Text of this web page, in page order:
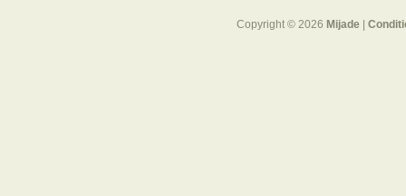
Copyright © 2026 Mijade |